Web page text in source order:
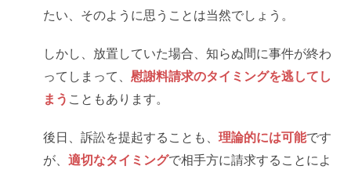
たい、そのように思うことは当然でしょう。
しかし、放置していた場合、知らぬ間に事件が終わ
ってしまって、 慰謝料請求のタイミングを逃してし
まう こともあります。
後日、訴訟を提起することも、 理論的には可能です
が、 適切なタイミングで相手方に請求することによ